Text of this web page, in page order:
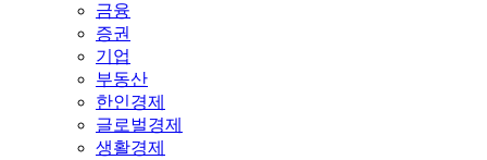
금융
증권
기업
부동산
한인경제
글로벌경제
생활경제